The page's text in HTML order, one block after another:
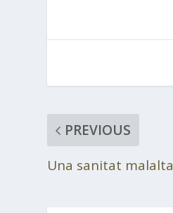
PREVIOUS
Una sanitat malalta